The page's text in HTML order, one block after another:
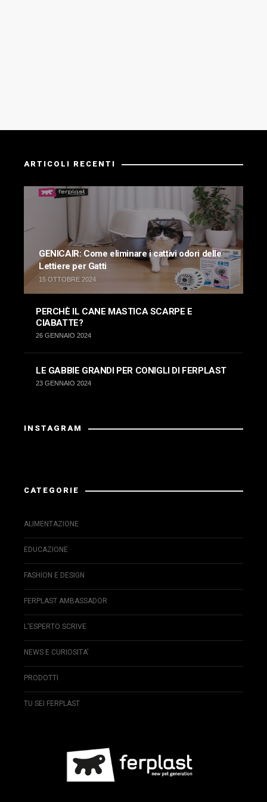
ARTICOLI RECENTI
GENICAIR: Come eliminare i cattivi odori delle
Lettiere per Gatti
15 OTTOBRE 2024
PERCHÈ IL CANE MASTICA SCARPE E
CIABATTE?
26 GENNAIO 2024
LE GABBIE GRANDI PER CONIGLI DI FERPLAST
23 GENNAIO 2024
INSTAGRAM
CATEGORIE
ALIMENTAZIONE
EDUCAZIONE
FASHION E DESIGN
FERPLAST AMBASSADOR
L'ESPERTO SCRIVE
NEWS E CURIOSITA'
PRODOTTI
TU SEI FERPLAST